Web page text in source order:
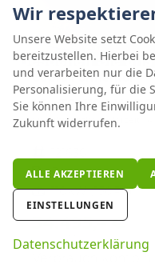
Cupra Formentor
unverbindliche Lieferzeit:
Kraftstoff Benzin
Leistung 110 kW (150 PS)
34.495,– €
incl. 19% MwSt.
Wir
Unsere Website setzt
bereitzustellen. Hierbei
und verarbeiten nur die
Personalisierung, für die
Sie können Ihre
Zukunft widerrufen.
ALLE AKZEPTIEREN
EINSTELLUNGEN
Datenschutzerklärung